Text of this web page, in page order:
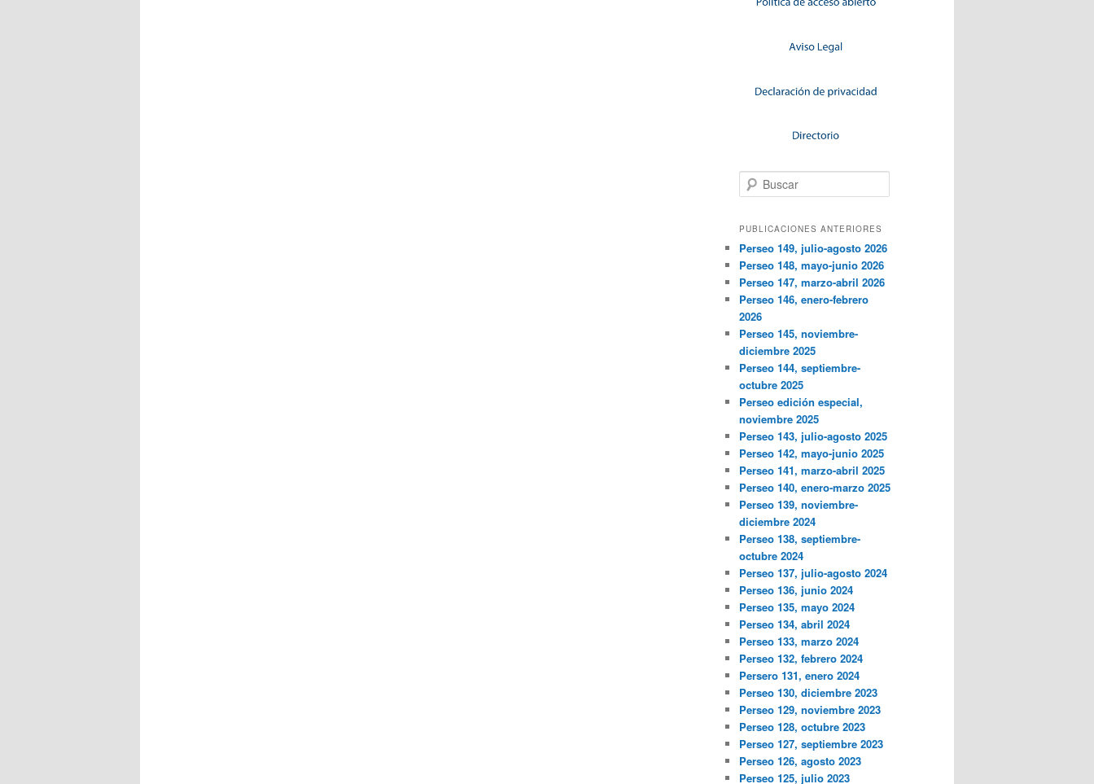
Buscar
PUBLICACIONES ANTERIORES
Perseo 149, julio-agosto 2026
Perseo 148, mayo-junio 2026
Perseo 147, marzo-abril 2026
Perseo 146, enero-febrero
2026
Perseo 145, noviembre-
diciembre 2025
Perseo 144, septiembre-
octubre 2025
Perseo edición especial,
noviembre 2025
Perseo 143, julio-agosto 2025
Perseo 142, mayo-junio 2025
Perseo 141, marzo-abril 2025
Perseo 140, enero-marzo 2025
Perseo 139, noviembre-
diciembre 2024
Perseo 138, septiembre-
octubre 2024
Perseo 137, julio-agosto 2024
Perseo 136, junio 2024
Perseo 135, mayo 2024
Perseo 134, abril 2024
Perseo 133, marzo 2024
Perseo 132, febrero 2024
Persero 131, enero 2024
Perseo 130, diciembre 2023
Perseo 129, noviembre 2023
Perseo 128, octubre 2023
Perseo 127, septiembre 2023
Perseo 126, agosto 2023
Perseo 125, julio 2023